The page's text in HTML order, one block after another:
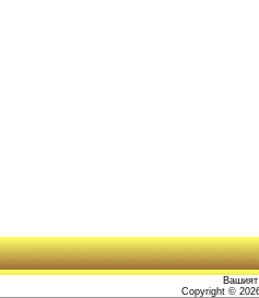
Copyright ©